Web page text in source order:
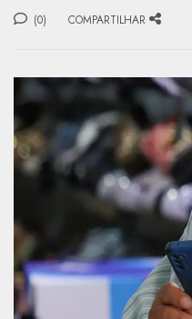
(0) COMPARTILHAR